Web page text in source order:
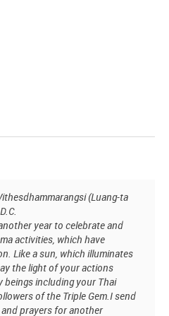
(Luang-ta
year to celebrate and
activities, which have
Like a sun, which illuminates
the light of your actions
including your Thai
of the Triple Gem.I send
prayers for another